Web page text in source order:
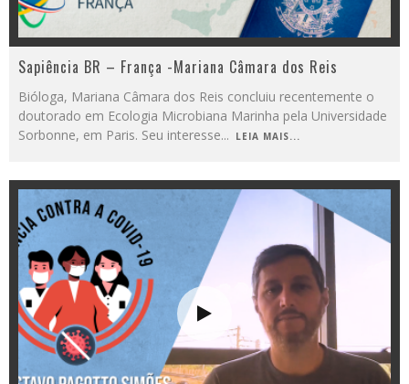
Sapiência BR – França -Mariana Câmara dos Reis
Bióloga, Mariana Câmara dos Reis concluiu recentemente o
doutorado em Ecologia Microbiana Marinha pela Universidade
Sorbonne, em Paris. Seu interesse... LEIA MAIS...